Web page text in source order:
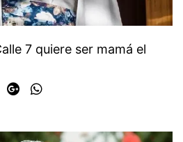
7 quiere ser mamá el